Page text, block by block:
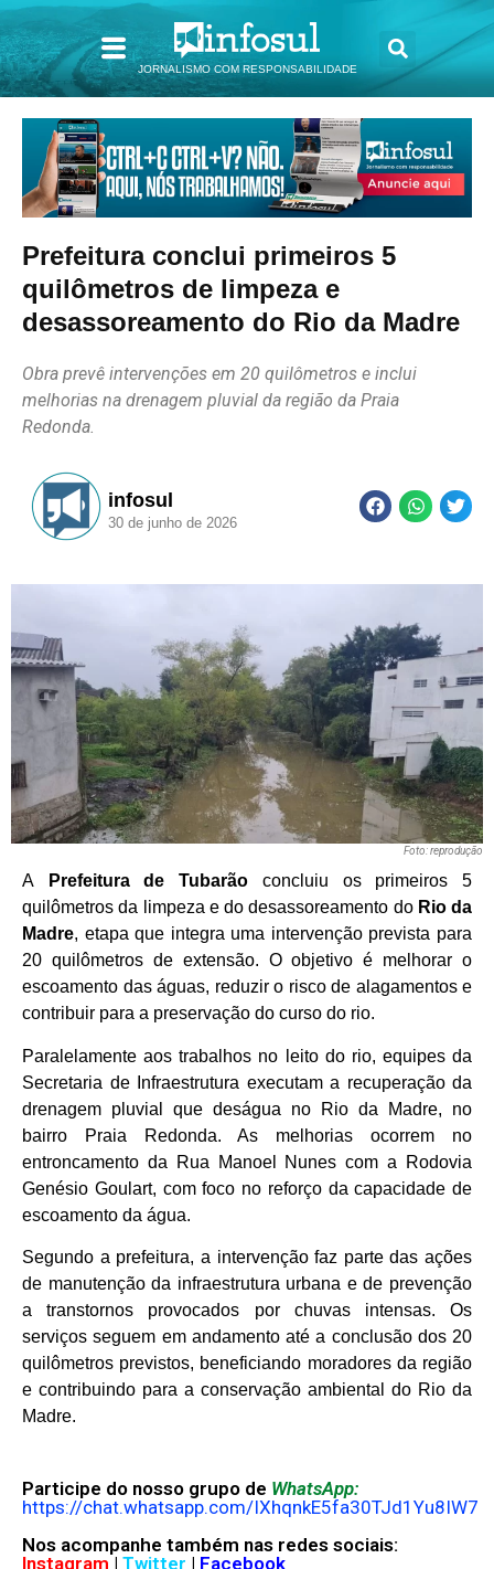
JORNALISMO COM RESPONSABILIDADE
Prefeitura conclui primeiros 5
quilômetros de limpeza e
desassoreamento do Rio da Madre
Obra prevê intervenções em 20 quilômetros e inclui
melhorias na drenagem pluvial da região da Praia
Redonda.
infosul
30 de junho de 2026
Foto: reprodução
A Prefeitura de Tubarão concluiu os primeiros 5
quilômetros da limpeza e do desassoreamento do Rio da
Madre, etapa que integra uma intervenção prevista para
20 quilômetros de extensão. O objetivo é melhorar o
escoamento das águas, reduzir o risco de alagamentos e
contribuir para a preservação do curso do rio.
Paralelamente aos trabalhos no leito do rio, equipes da
Secretaria de Infraestrutura executam a recuperação da
drenagem pluvial que deságua no Rio da Madre, no
bairro Praia Redonda. As melhorias ocorrem no
entroncamento da Rua Manoel Nunes com a Rodovia
Genésio Goulart, com foco no reforço da capacidade de
escoamento da água.
Segundo a prefeitura, a intervenção faz parte das ações
de manutenção da infraestrutura urbana e de prevenção
a transtornos provocados por chuvas intensas. Os
serviços seguem em andamento até a conclusão dos 20
quilômetros previstos, beneficiando moradores da região
e contribuindo para a conservação ambiental do Rio da
Madre.
Participe do nosso grupo de WhatsApp:
https://chat.whatsapp.com/IXhqnkE5fa30TJd1Yu8IW7
Nos acompanhe também nas redes sociais:
Instagram | Twitter | Facebook